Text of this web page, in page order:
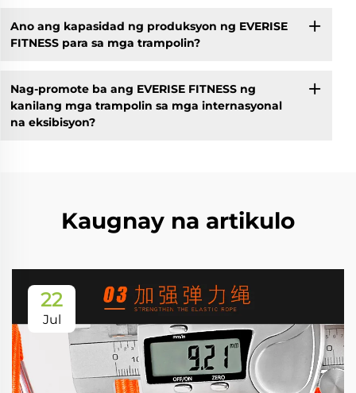
Ano ang kapasidad ng produksyon ng EVERISE
FITNESS para sa mga trampolin?
Nag-promote ba ang EVERISE FITNESS ng
kanilang mga trampolin sa mga internasyonal
na eksibisyon?
Kaugnay na artikulo
22
Jul